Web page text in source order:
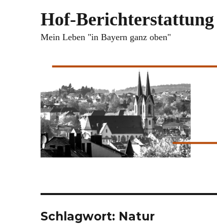
Hof-Berichterstattung
Mein Leben "in Bayern ganz oben"
Schlagwort: Natur